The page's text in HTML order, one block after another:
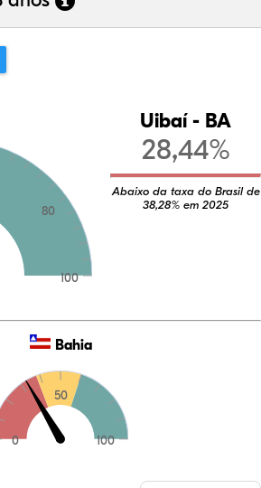
80
100
Uibaí - BA
28,44%
Abaixo da taxa do Brasil de
38,28% em 2025
Bahia
0
50
100